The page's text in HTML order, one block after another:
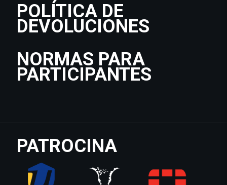
POLÍTICA DE
DEVOLUCIONES
NORMAS PARA
PARTICIPANTES
PATROCINA